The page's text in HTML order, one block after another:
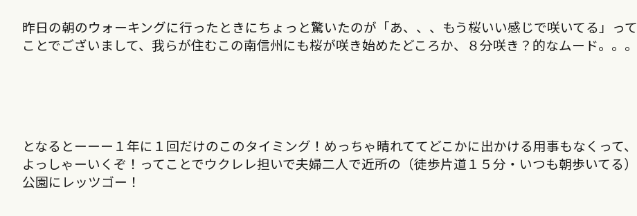
昨日の朝のウォーキングに行ったときにちょっと驚いたのが「あ、、、もう桜いい感じで咲いてる」って
ことでございまして、我らが住むこの南信州にも桜が咲き始めたどころか、８分咲き？的なムード。。。
となるとーーー１年に１回だけのこのタイミング！めっちゃ晴れててどこかに出かける用事もなくって、
よっしゃーいくぞ！ってことでウクレレ担いで夫婦二人で近所の（徒歩片道１５分・いつも朝歩いてる）
公園にレッツゴー！